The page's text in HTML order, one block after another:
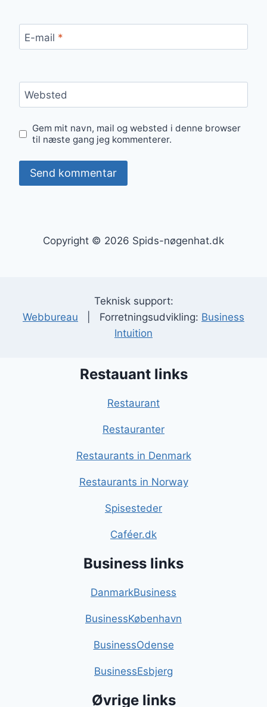
E-mail *
Websted
Gem mit navn, mail og websted i denne browser
til næste gang jeg kommenterer.
Copyright © 2026 Spids-nøgenhat.dk
Teknisk support:
Webbureau | Forretningsudvikling: Business
Intuition
Restauant links
Restaurant
Restauranter
Restaurants in Denmark
Restaurants in Norway
Spisesteder
Caféer.dk
Business links
DanmarkBusiness
BusinessKøbenhavn
BusinessOdense
BusinessEsbjerg
Øvrige links